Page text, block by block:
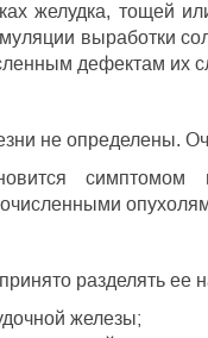
желудка, тощей
выработки
дефектам их
не определены.
симптомом
разделять ее
железы;